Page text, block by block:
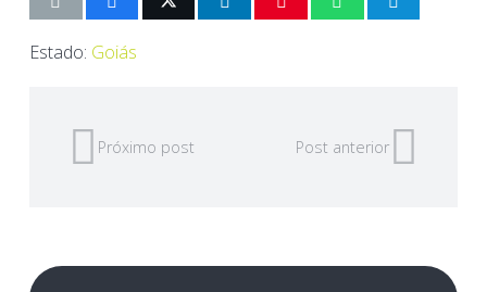
Estado: Goiás
Próximo post Post anterior